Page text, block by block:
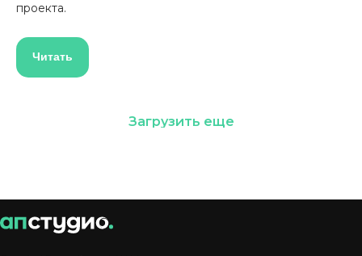
проекта.
Читать
Загрузить еще